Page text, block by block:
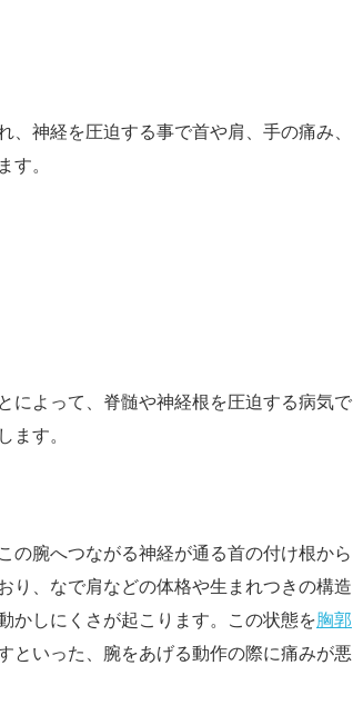
神経を圧迫する事で首や肩、手の痛み、
す。
によって、脊髄や神経根を圧迫する病気で
ます。
の腕へつながる神経が通る首の付け根から
り、なで肩などの体格や生まれつきの構造
かしにくさが起こります。この状態を胸郭
といった、腕をあげる動作の際に痛みが悪